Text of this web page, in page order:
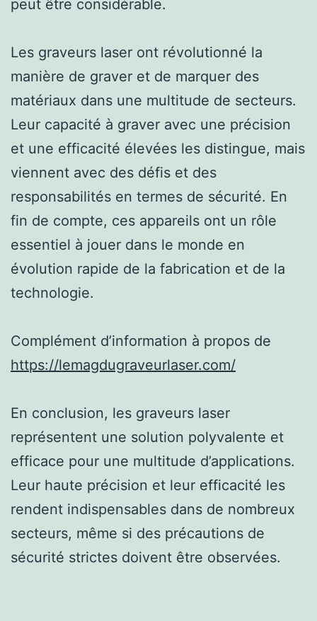
peut être considérable.
Les graveurs laser ont révolutionné la
manière de graver et de marquer des
matériaux dans une multitude de secteurs.
Leur capacité à graver avec une précision
et une efficacité élevées les distingue, mais
viennent avec des défis et des
responsabilités en termes de sécurité. En
fin de compte, ces appareils ont un rôle
essentiel à jouer dans le monde en
évolution rapide de la fabrication et de la
technologie.
Complément d’information à propos de
https://lemagdugraveurlaser.com/
En conclusion, les graveurs laser
représentent une solution polyvalente et
efficace pour une multitude d’applications.
Leur haute précision et leur efficacité les
rendent indispensables dans de nombreux
secteurs, même si des précautions de
sécurité strictes doivent être observées.